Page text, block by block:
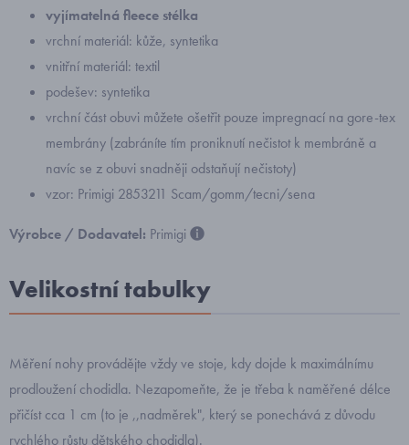
vyjímatelná fleece stélka
vrchní materiál: kůže, syntetika
vnitřní materiál: textil
podešev: syntetika
vrchní část obuvi můžete ošetřit pouze impregnací na gore-tex
membrány (zabráníte tím proniknutí nečistot k membráně a
navíc se z obuvi snadněji odstaňují nečistoty)
vzor: Primigi 2853211 Scam/gomm/tecni/sena
Výrobce / Dodavatel: Primigi
Velikostní tabulky
Měření nohy provádějte vždy ve stoje, kdy dojde k maximálnímu
prodloužení chodidla. Nezapomeňte, že je třeba k naměřené délce
přičíst cca 1 cm (to je ,,nadměrek", který se ponechává z důvodu
rychlého růstu dětského chodidla).